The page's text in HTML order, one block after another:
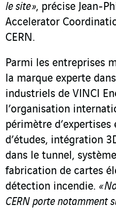
le site », précise Jean-
Accelerator
CERN.
Parmi les entreprises
la marque experte
industriels de VINCI
l’organisation
périmètre d’expertises
d’études, intégration
dans le tunnel,
fabrication de cartes
détection incendie. «
CERN porte notamment